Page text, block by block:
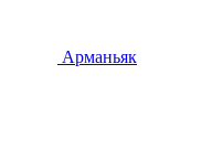
Арманьяк